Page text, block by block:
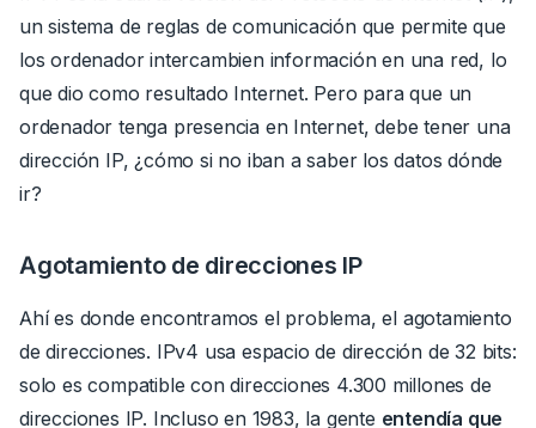
un sistema de reglas de comunicación que permite que
losordenador intercambien información en una red, lo
que dio como resultado Internet. Pero para que un
ordenador tenga presencia en Internet, debe tener una
dirección IP, ¿cómo si no iban a saber los datos dónde
ir?
Agotamiento de direcciones IP
Ahí es donde encontramos el problema, el agotamiento
de direcciones. IPv4 usa espacio de dirección de 32 bits:
solo es compatible con direcciones 4.300 millones de
direcciones IP. Incluso en 1983, la gente entendía que